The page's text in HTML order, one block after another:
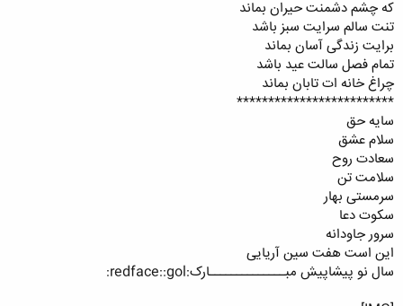
که چشم دشمنت حیران بماند
تنت سالم سرایت سبز باشد
برایت زندگی آسان بماند
تمام فصل سالت عید باشد
چراغ خانه ات تابان بماند
*************************
سایه حق
سلام عشق
سعادت روح
سلامت تن
سرمستی بهار
سکوت دعا
سرور جاودانه
این است هفت سین آریایی
سال نو پيشاپيش مبــــــــــــــارک:redface::gol: